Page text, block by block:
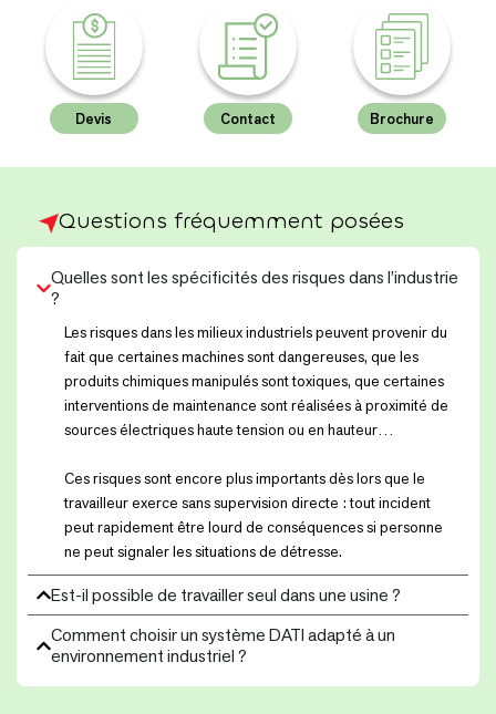
Devis Contact Brochure
Questions fréquemment posées
Quelles sont les spécificités des risques dans l’industrie
?
Les risques dans les milieux industriels peuvent provenir du
fait que certaines machines sont dangereuses, que les
produits chimiques manipulés sont toxiques, que certaines
interventions de maintenance sont réalisées à proximité de
sources électriques haute tension ou en hauteur…
Ces risques sont encore plus importants dès lors que le
travailleur exerce sans supervision directe : tout incident
peut rapidement être lourd de conséquences si personne
ne peut signaler les situations de détresse.
Est-il possible de travailler seul dans une usine ?
Comment choisir un système DATI adapté à un
environnement industriel ?